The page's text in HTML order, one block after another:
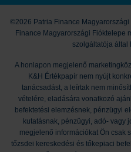
©2026 Patria Finance Magyarországi
Finance Magyarországi Fióktelepe
szolgáltatója által
A honlapon megjelenő
K&H Értékpapír nem nyújt
tanácsadást, a leírtak nem
vételére, eladására vonatkozó
befektetési elemzésnek, pénzügyi
kutatásnak, pénzügyi, adó- vagy
megjelenő információkat Ön csak
tőzsdei kereskedési és tőkepiaci